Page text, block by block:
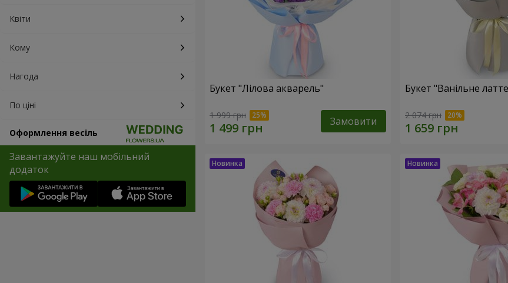
Квіти
Кому
Нагода
По ціні
Оформлення весіль
Завантажуйте наш мобільний
додаток
Букет "Лілова акварель"
1 999 грн Замовити
Букет "Ванільне
2 074 грн